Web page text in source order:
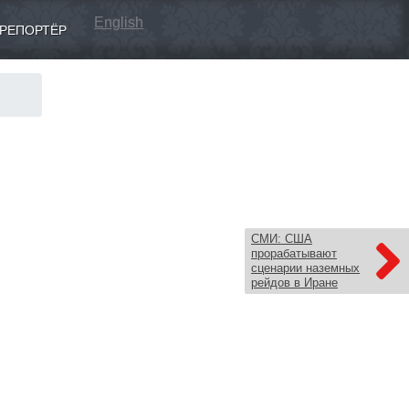
English
СМИ: США
прорабатывают
сценарии наземных
рейдов в Иране